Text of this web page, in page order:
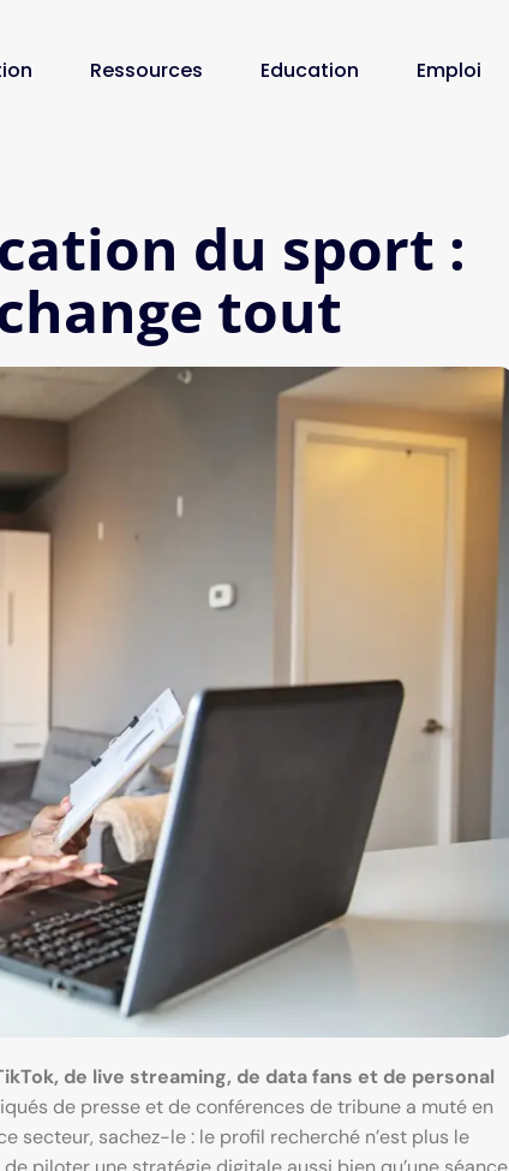
Ressources Education Emploi
du sport :
tout
de live streaming, de data fans et de personal
de presse et de conférences de tribune a muté en
secteur, sachez-le : le profil recherché n’est plus le